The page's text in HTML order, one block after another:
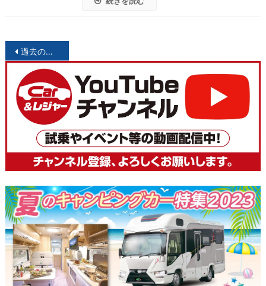
投
稿
ナ
ビ
ー
シ
ョ
ン
過去の投稿